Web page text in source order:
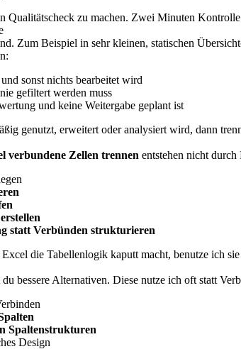
Qualitätscheck zu machen. Zwei Minuten
Zum Beispiel in sehr kleinen, statischen
sonst nichts bearbeitet wird
gefiltert werden muss
und keine Weitergabe geplant ist
genutzt, erweitert oder analysiert wird, dann
verbundene Zellen trennen entstehen nicht
statt Verbünden strukturieren
die Tabellenlogik kaputt macht, benutze ich
bessere Alternativen. Diese nutze ich oft statt
Spaltenstrukturen
Design